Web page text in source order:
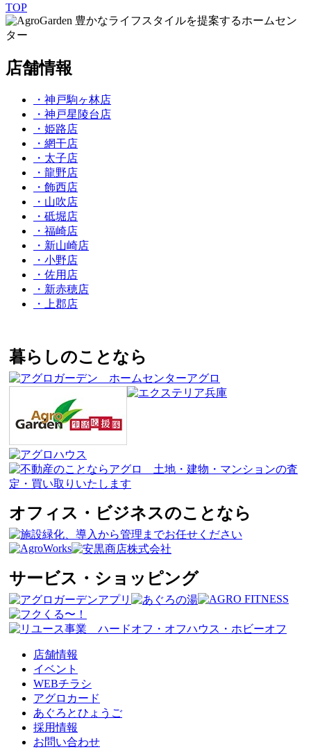
TOP
豊かなライフスタイルを提案するホームセン
ター
店舗情報
・神戸駒ヶ林店
・神戸星陵台店
・姫路店
・網干店
・太子店
・龍野店
・飾西店
・山吹店
・砥堀店
・福崎店
・新山崎店
・小野店
・佐用店
・新赤穂店
・上郡店
暮らしのことなら
オフィス・ビジネスのことなら
サービス・ショッピング
店舗情報
イベント
WEBチラシ
アグロカード
あぐろとひょうご
採用情報
お問い合わせ